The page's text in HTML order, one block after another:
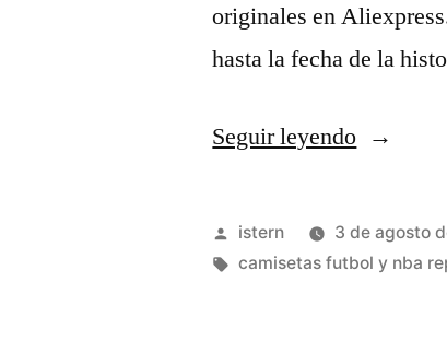
originales en
hasta la fecha de la
Seguir leyendo«es/está
camiseta
nba
Publicado
por
istern 3 de agosto
Etiquetas:
camisetas futbol y nba